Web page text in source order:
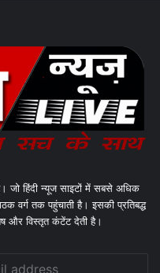
जो हिंदी न्यूज साइटों में सबसे अधिक
वर्ग तक पहुंचाती है। इसकी प्रतिबद्ध
और विस्तृत कंटेंट देती है।